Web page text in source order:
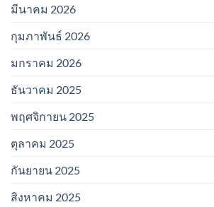
มีนาคม 2026
กุมภาพันธ์ 2026
มกราคม 2026
ธันวาคม 2025
พฤศจิกายน 2025
ตุลาคม 2025
กันยายน 2025
สิงหาคม 2025